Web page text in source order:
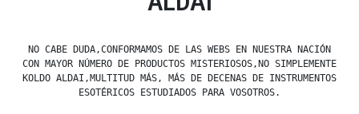
NO CABE DUDA,CONFORMAMOS DE LAS WEBS EN NUESTRA NACIÓN
CON MAYOR NÚMERO DE PRODUCTOS MISTERIOSOS,NO SIMPLEMENTE
KOLDO ALDAI,MULTITUD MÁS, MÁS DE DECENAS DE INSTRUMENTOS
ESOTÉRICOS ESTUDIADOS PARA VOSOTROS.